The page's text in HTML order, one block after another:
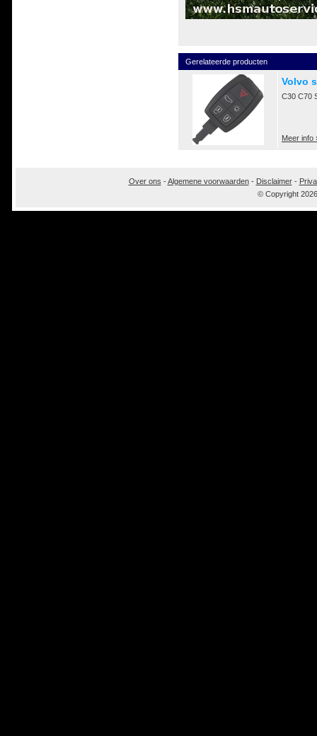
Gerelateerde producten
Volvo
C30 C70
Meer info
Over ons -Algemene voorwaarden- Disclaimer-
© Copyright